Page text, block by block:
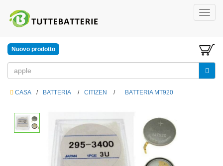
Nuovo prodotto
CASA / BATTERIA / CITIZEN / BATTERIA MT920